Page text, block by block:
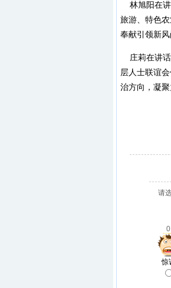
林旭阳在讲
旅游、特色
奉献引领新
庄莉在讲话
层人士联谊
治方向，凝
请
0
惊